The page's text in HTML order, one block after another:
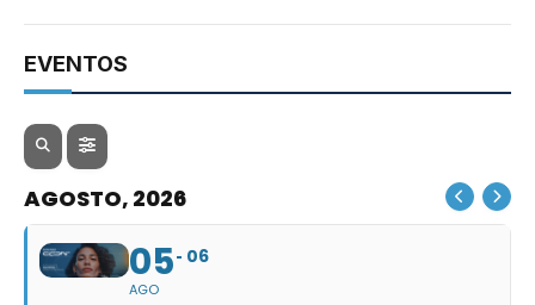
EVENTOS
AGOSTO, 2026
05
AGO
06